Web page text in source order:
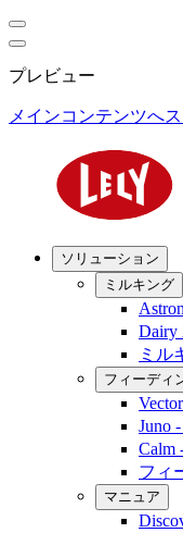
プレビュー
メインコンテンツへ
ソリューション
ミルキング
Dairy
ミル
フィーディ
Juno
Calm
フィ
マニュア